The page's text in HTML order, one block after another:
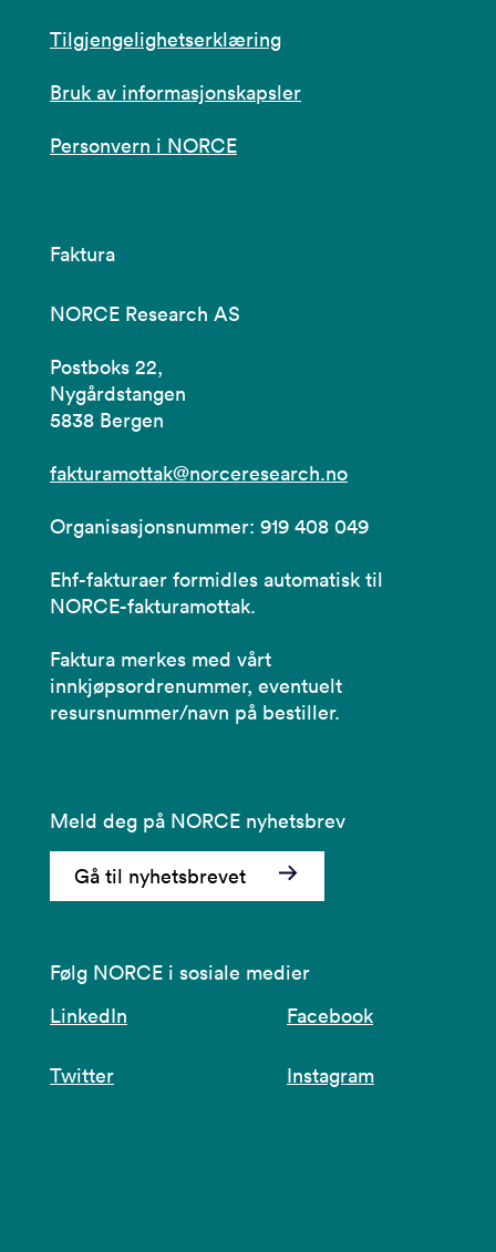
Tilgjengelighetserklæring
Bruk av informasjonskapsler
Personvern i NORCE
Faktura
NORCE Research AS
Postboks 22,
Nygårdstangen
5838 Bergen
fakturamottak@norceresearch.no
Organisasjonsnummer: 919 408 049
Ehf-fakturaer formidles automatisk til
NORCE-fakturamottak.
Faktura merkes med vårt
innkjøpsordrenummer, eventuelt
resursnummer/navn på bestiller.
Meld deg på NORCE nyhetsbrev
Gå til nyhetsbrevet
Følg NORCE i sosiale medier
LinkedIn
Facebook
Twitter Instagram